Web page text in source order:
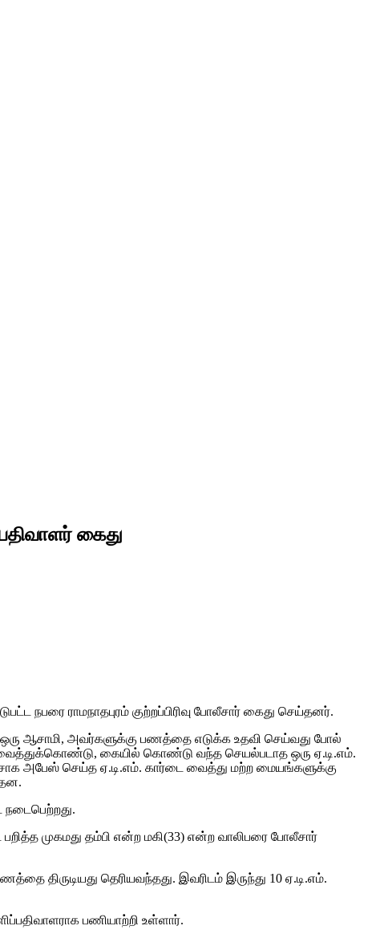
கைது
நபரை ராமநாதபுரம் குற்றப்பிரிவு போலீசார் கைது செய்தனர்.
ஆசாமி, அவர்களுக்கு பணத்தை எடுக்க உதவி செய்வது போல்
வைத்துக்கொண்டு, கையில் கொண்டு வந்த செயல்படாத ஒரு ஏ.டி.எம்.
அபேஸ் செய்த ஏ.டி.எம். கார்டை வைத்து மற்ற மையங்களுக்கு
நடைபெற்றது.
பறித்த முகமது தம்பி என்ற மகி(33) என்ற வாலிபரை போலீசார்
திருடியது தெரியவந்தது. இவரிடம் இருந்து 10 ஏ.டி.எம்.
பணியாற்றி உள்ளார்.